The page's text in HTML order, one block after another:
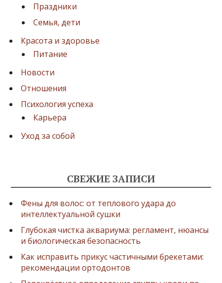
Праздники
Семья, дети
Красота и здоровье
Питание
Новости
Отношения
Психология успеха
Карьера
Уход за собой
СВЕЖИЕ ЗАПИСИ
Фены для волос: от теплового удара до
интеллектуальной сушки
Глубокая чистка аквариума: регламент, нюансы
и биологическая безопасность
Как исправить прикус частичными брекетами:
рекомендации ортодонтов